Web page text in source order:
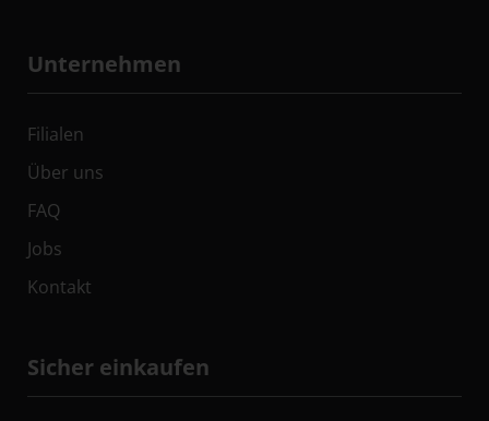
Unternehmen
Filialen
Über uns
FAQ
Jobs
Kontakt
Sicher einkaufen